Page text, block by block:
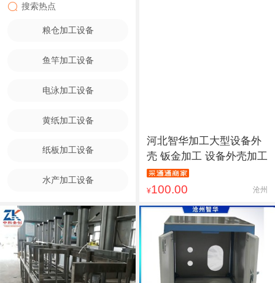
搜索热点
粮仓加工设备
鱼竿加工设备
电泳加工设备
黄纸加工设备
纸板加工设备
水产加工设备
河北智华加工大型设备外
壳 钣金加工 设备外壳加工
¥100.00 沧州